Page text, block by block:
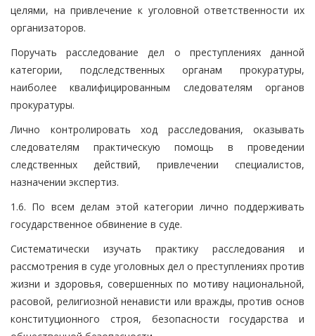
целями, на привлечение к уголовной ответственности их
организаторов.
Поручать расследование дел о преступлениях данной
категории, подследственных органам прокуратуры,
наиболее квалифицированным следователям органов
прокуратуры.
Лично контролировать ход расследования, оказывать
следователям практическую помощь в проведении
следственных действий, привлечении специалистов,
назначении экспертиз.
1.6. По всем делам этой категории лично поддерживать
государственное обвинение в суде.
Систематически изучать практику расследования и
рассмотрения в суде уголовных дел о преступлениях против
жизни и здоровья, совершенных по мотиву национальной,
расовой, религиозной ненависти или вражды, против основ
конституционного строя, безопасности государства и